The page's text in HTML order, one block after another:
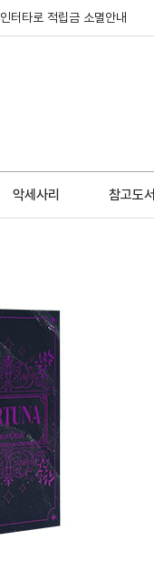
인터타로 적립금 소멸안내
악세사리 참고도서